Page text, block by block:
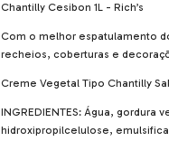
Chantilly Cesibon 1L - Rich’s
Com o melhor espatulamento
recheios, coberturas e
Creme Vegetal Tipo Chantilly
INGREDIENTES: Água,
hidroxipropilcelulose,